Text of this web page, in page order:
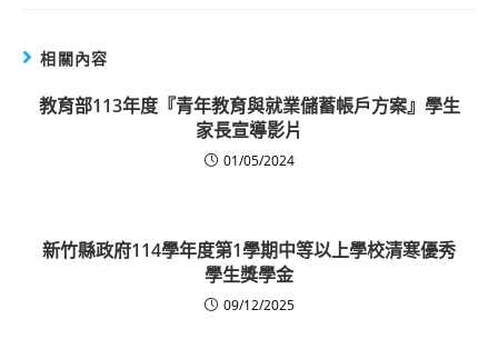
相關內容
教育部113年度『青年教育與就業儲蓄帳戶方案』學生
家長宣導影片
01/05/2024
新竹縣政府114學年度第1學期中等以上學校清寒優秀
學生獎學金
09/12/2025